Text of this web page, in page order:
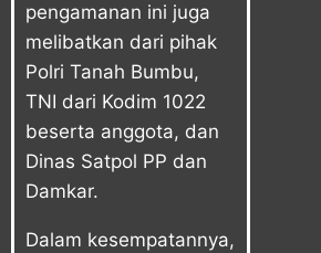
pengamanan ini juga
melibatkan dari pihak
Polri Tanah Bumbu,
TNI dari Kodim 1022
beserta anggota, dan
Dinas Satpol PP dan
Damkar.
Dalam kesempatannya,